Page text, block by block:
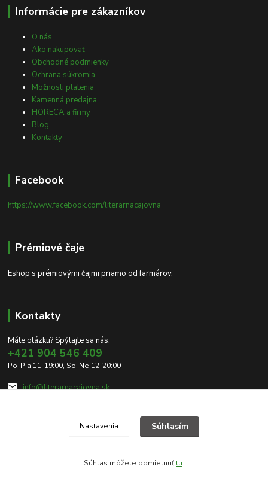
Informácie pre zákazníkov
O nás
Ako nakupovať
Obchodné podmienky
Ochrana súkromia
Možnosti platenia
Kamenná predajna
HORECA a firmy
Blog
Kontakty
Facebook
https://www.facebook.com/literarnacajovna
Prémiové čaje
Eshop s prémiovými čajmi priamo od farmárov.
Kontakty
Máte otázku? Spýtajte sa nás.
+421 904 546 409
Po-Pia 11-19:00, So-Ne 12-20:00
info@literarnacajovna.sk
Nastavenia Súhlasím
Súhlas môžete odmietnuťtu.